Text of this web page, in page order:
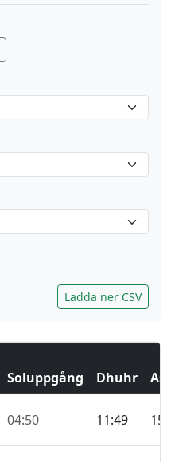
Ladda ner CSV
Soluppgång Dhuhr
Asr
04:50 11:49